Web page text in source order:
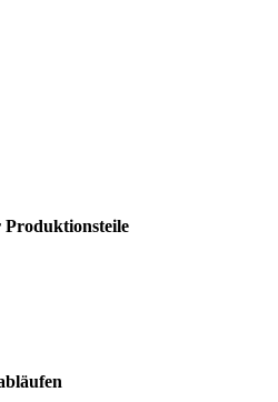
Produktionsteile